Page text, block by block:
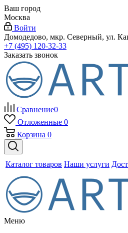
Ваш город
Москва
Войти
Домодедово, мкр. Северный, ул.
+7 (495) 120-32-33
Заказать звонок
Сравнение0
Отложенные 0
Корзина 0
Каталог товаров Наши услуги
Меню